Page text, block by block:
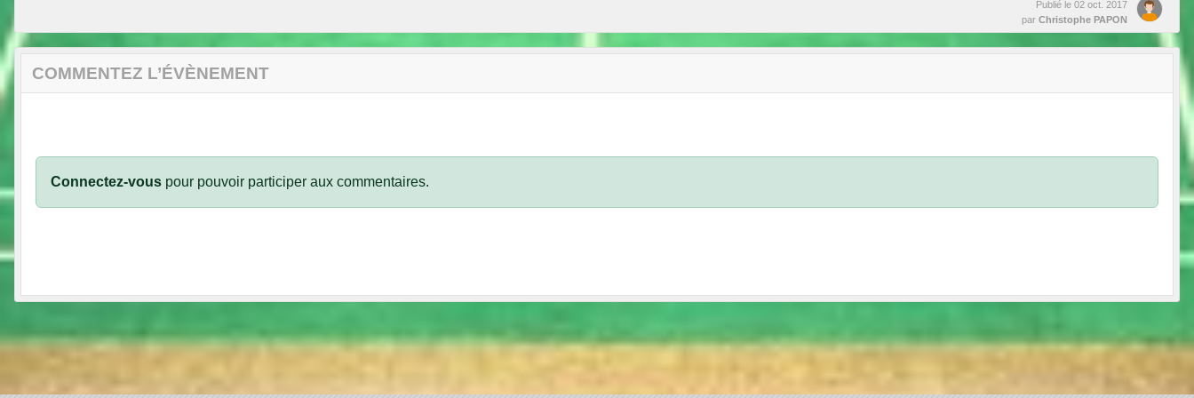
Publié le 02 oct. 2017
par Christophe PAPON
COMMENTEZ L’ÉVÈNEMENT
Connectez-vous pour pouvoir participer aux commentaires.